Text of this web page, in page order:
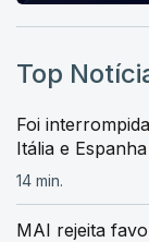
Top
Foi
Itália e Espanha
14 min.
MAI rejeita